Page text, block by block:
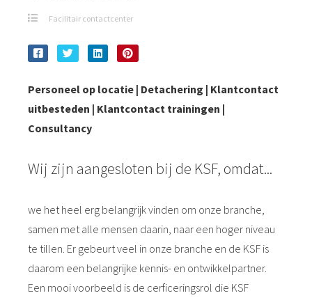
Facilitair contactcenter
Personeel op locatie | Detachering | Klantcontact
uitbesteden | Klantcontact trainingen |
Consultancy
Wij zijn aangesloten bij de KSF, omdat...
we het heel erg belangrijk vinden om onze branche,
samen met alle mensen daarin, naar een hoger niveau
te tillen. Er gebeurt veel in onze branche en de KSF is
daarom een belangrijke kennis- en ontwikkelpartner.
Een mooi voorbeeld is de cerficeringsrol die KSF
worden
over
van
gebruikt
te
Hierdoor